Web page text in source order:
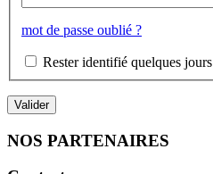
mot de passe oublié ?
Rester identifié quelques jours
NOS PARTENAIRES